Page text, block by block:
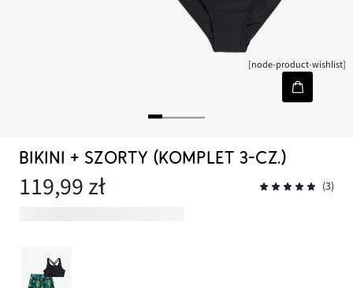
[node-product-wishlist]
BIKINI + SZORTY (KOMPLET 3-CZ.)
119,99 zł (3)